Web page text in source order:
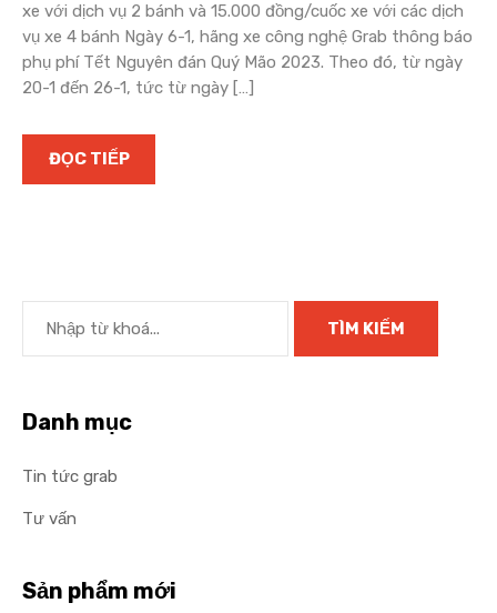
xe với dịch vụ 2 bánh và 15.000 đồng/cuốc xe với các dịch
vụ xe 4 bánh Ngày 6-1, hãng xe công nghệ Grab thông báo
phụ phí Tết Nguyên đán Quý Mão 2023. Theo đó, từ ngày
20-1 đến 26-1, tức từ ngày […]
ĐỌC TIẾP
Danh mục
Tin tức grab
Tư vấn
Sản phẩm mới